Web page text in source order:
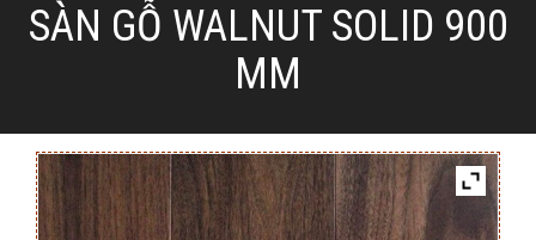
SÀN GỖ WALNUT SOLID 900
MM